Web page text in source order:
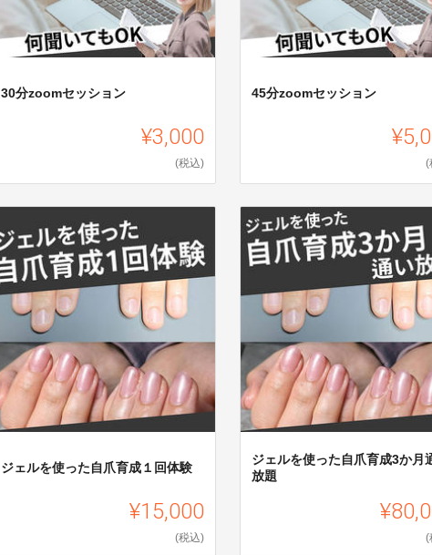
30分zoomセッション
¥3,000
(税込)
45分zoomセッション
(
ジェルを使った自爪育成１回体験
¥15,000
(税込)
ジェルを使った自爪育成3か月
放題
(